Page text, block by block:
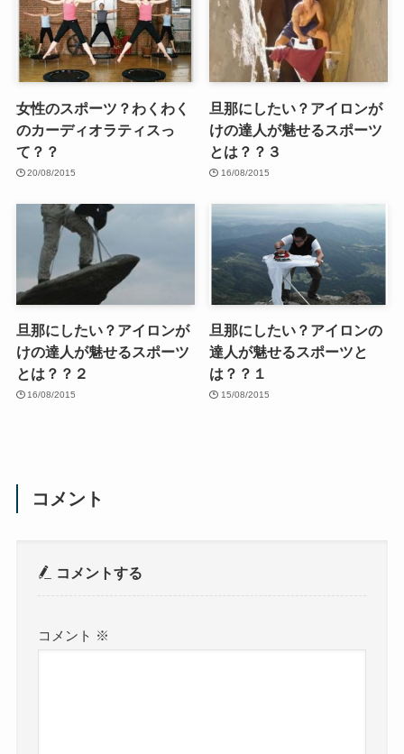
女性のスポーツ？わくわく
のカーディオラティスっ
て？？
20/08/2015
旦那にしたい？アイロンが
けの達人が魅せるスポーツ
とは？？３
16/08/2015
旦那にしたい？アイロンが
けの達人が魅せるスポーツ
とは？？２
16/08/2015
旦那にしたい？アイロンの
達人が魅せるスポーツと
は？？１
15/08/2015
コメント
コメントする
コメント ※